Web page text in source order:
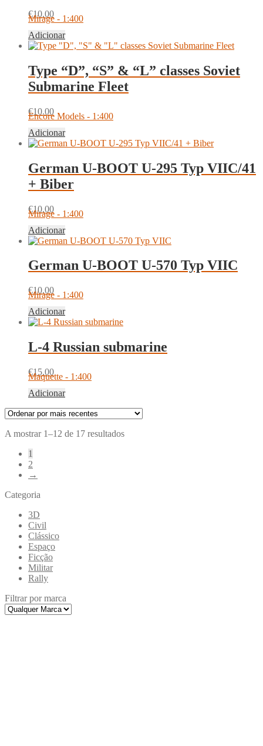
€10.00
Mirage - 1:400
Adicionar
Type “D”, “S” & “L” classes Soviet
Submarine Fleet
€10.00
Encore Models - 1:400
Adicionar
German U-BOOT U-295 Typ VIIC/41
+ Biber
€10.00
Mirage - 1:400
Adicionar
German U-BOOT U-570 Typ VIIC
€10.00
Mirage - 1:400
Adicionar
L-4 Russian submarine
€15.00
Maquette - 1:400
Adicionar
A mostrar 1–12 de 17 resultadosOrdenado
1
2
→
Categoria
3D
Civil
Clássico
Espaço
Ficção
Militar
Rally
Filtrar por marca